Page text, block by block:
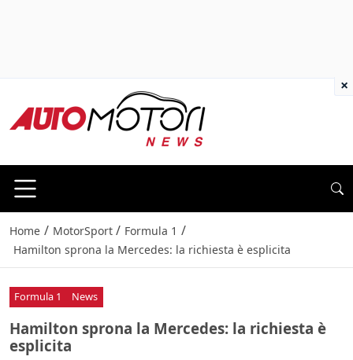
Home / MotorSport / Formula 1 /
Hamilton sprona la Mercedes: la richiesta è esplicita
Formula 1 News
Hamilton sprona la Mercedes: la richiesta è
esplicita
×